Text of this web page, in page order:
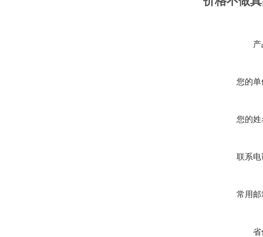
您的
您的
联系
常用
省